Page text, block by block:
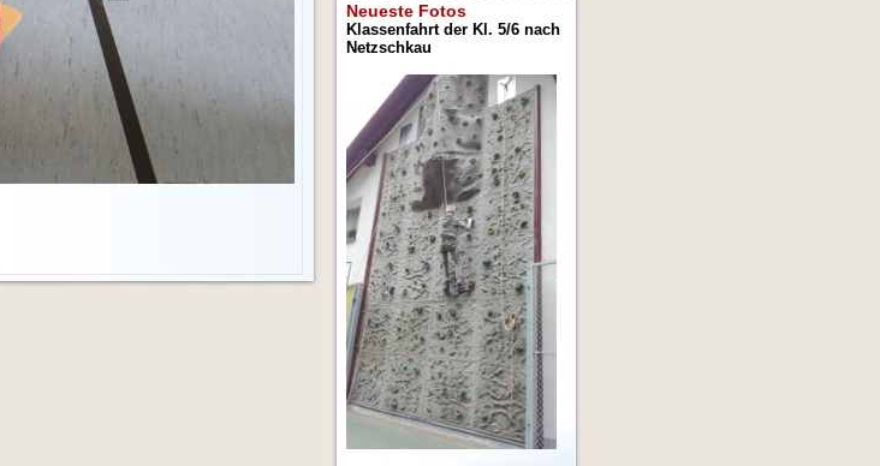
Neueste Fotos
Klassenfahrt der Kl. 5/6 nach
Netzschkau